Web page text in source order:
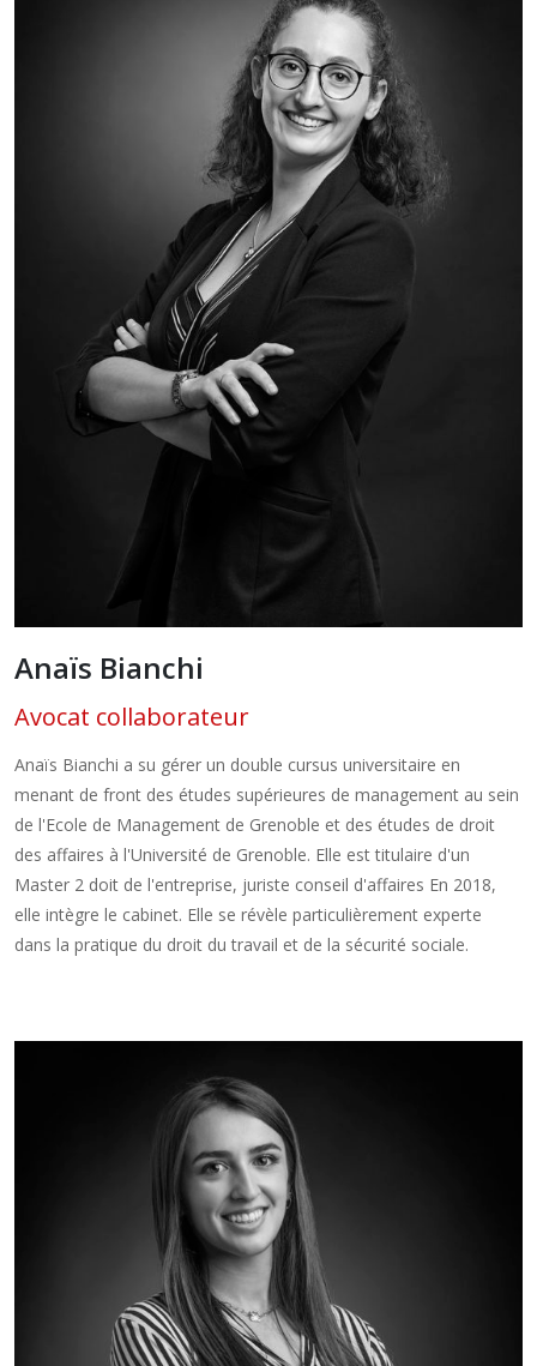
Anaïs Bianchi
Avocat collaborateur
Anaïs Bianchi a su gérer un double cursus universitaire en
menant de front des études supérieures de management au sein
de l'Ecole de Management de Grenoble et des études de droit
des affaires à l'Université de Grenoble. Elle est titulaire d'un
Master 2 doit de l'entreprise, juriste conseil d'affaires En 2018,
elle intègre le cabinet. Elle se révèle particulièrement experte
dans la pratique du droit du travail et de la sécurité sociale.